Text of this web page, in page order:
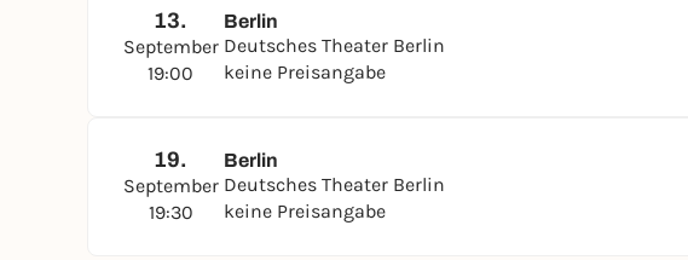
13.
September
19:00
Berlin
Deutsches Theater Berlin
keine Preisangabe
19.
September
19:30
Berlin
Deutsches Theater Berlin
keine Preisangabe